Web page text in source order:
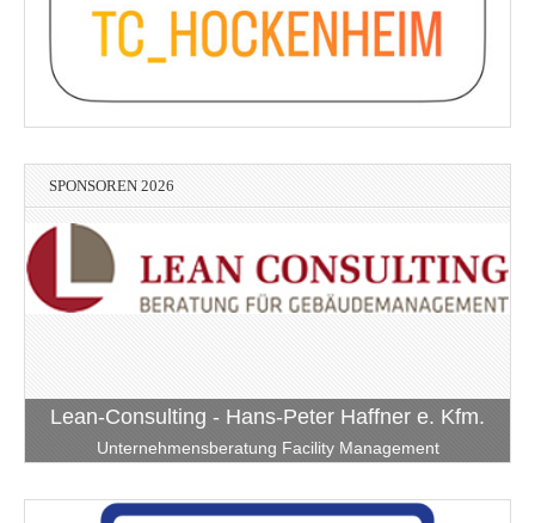
SPONSOREN 2026
Lean-Consulting - Hans-Peter Haffner e. Kfm.
Unternehmensberatung Facility Management